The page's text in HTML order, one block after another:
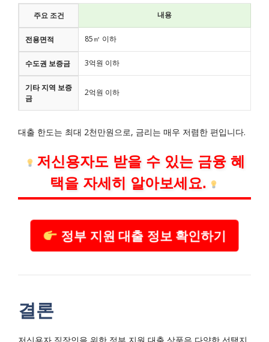
주요 조건 내용
전용면적 85㎡ 이하
수도권 보증금 3억원 이하
기타 지역 보증
금
2억원 이하
대출 한도는 최대 2천만원으로, 금리는 매우 저렴한 편입니다.
저신용자도 받을 수 있는 금융 혜
택을 자세히 알아보세요.
정부 지원 대출 정보 확인하기
결론